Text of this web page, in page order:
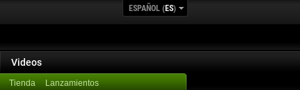
ESPAÑOL (ES)
Videos
Lanzamientos